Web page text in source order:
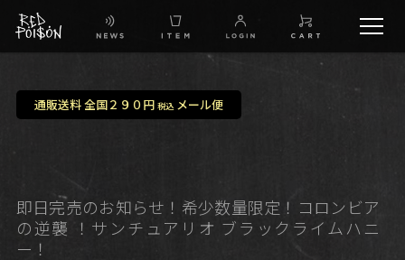
FB
通販送料 全国２９０円 税込メール便
即日完売のお知らせ！希少数量限定！コロンビア
の逆襲 ！サンチュアリオ ブラックライムハニ
ー！